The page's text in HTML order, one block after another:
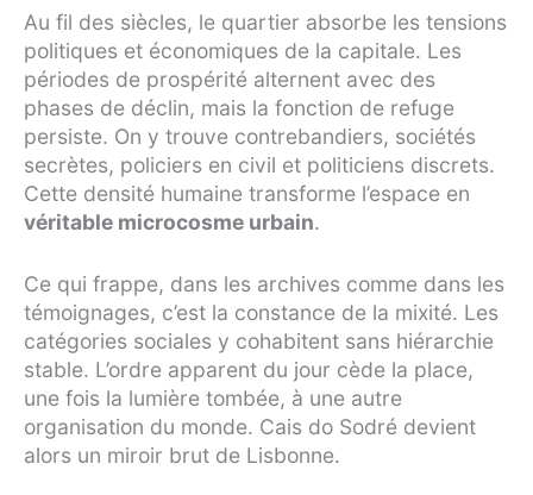
Au fil des siècles, le quartier absorbe les tensions
politiques et économiques de la capitale. Les
périodes de prospérité alternent avec des
phases de déclin, mais la fonction de refuge
persiste. On y trouve contrebandiers, sociétés
secrètes, policiers en civil et politiciens discrets.
Cette densité humaine transforme l’espace en
véritable microcosme urbain.
Ce qui frappe, dans les archives comme dans les
témoignages, c’est la constance de la mixité. Les
catégories sociales y cohabitent sans hiérarchie
stable. L’ordre apparent du jour cède la place,
une fois la lumière tombée, à une autre
organisation du monde. Cais do Sodré devient
alors un miroir brut de Lisbonne.